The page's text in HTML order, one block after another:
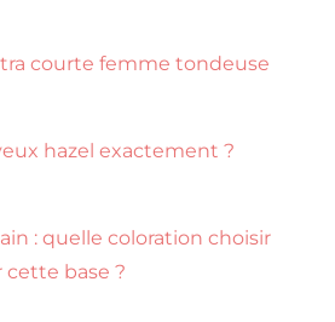
courte femme tondeuse
hazel exactement ?
: quelle coloration choisir
base ?